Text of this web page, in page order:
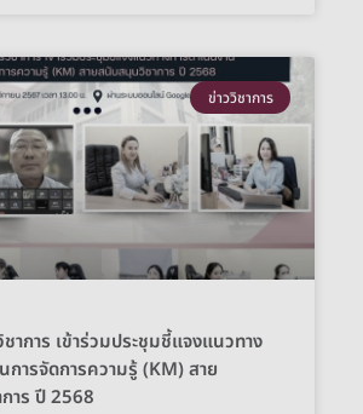
ข่าววิชาการ
าการ เข้าร่วมประชุมชี้แจงแนวทาง
การจัดการความรู้ (KM) สาย
าร ปี 2568